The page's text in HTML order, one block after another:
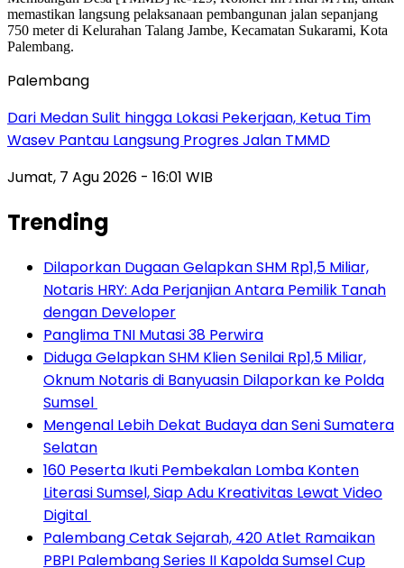
Palembang
Dari Medan Sulit hingga Lokasi Pekerjaan, Ketua Tim
Wasev Pantau Langsung Progres Jalan TMMD
Jumat, 7 Agu 2026 - 16:01 WIB
Trending
Dilaporkan Dugaan Gelapkan SHM Rp1,5 Miliar,
Notaris HRY: Ada Perjanjian Antara Pemilik Tanah
dengan Developer
Panglima TNI Mutasi 38 Perwira
Diduga Gelapkan SHM Klien Senilai Rp1,5 Miliar,
Oknum Notaris di Banyuasin Dilaporkan ke Polda
Sumsel ‎
Mengenal Lebih Dekat Budaya dan Seni Sumatera
Selatan
160 Peserta Ikuti Pembekalan Lomba Konten
Literasi Sumsel, Siap Adu Kreativitas Lewat Video
Digital ‎
Palembang Cetak Sejarah, 420 Atlet Ramaikan
PBPI Palembang Series II Kapolda Sumsel Cup